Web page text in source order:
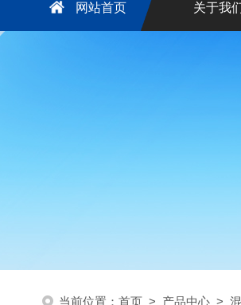
网站首页 关于我
当前位置： 首页 > 产品中心 >